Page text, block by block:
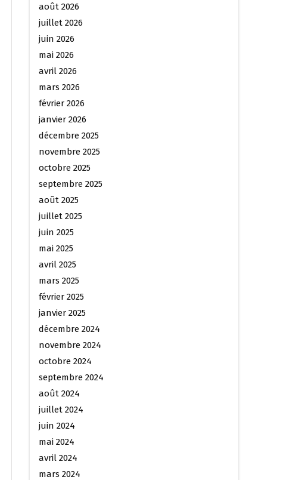
août 2026
juillet 2026
juin 2026
mai 2026
avril 2026
mars 2026
février 2026
janvier 2026
décembre 2025
novembre 2025
octobre 2025
septembre 2025
août 2025
juillet 2025
juin 2025
mai 2025
avril 2025
mars 2025
février 2025
janvier 2025
décembre 2024
novembre 2024
octobre 2024
septembre 2024
août 2024
juillet 2024
juin 2024
mai 2024
avril 2024
mars 2024